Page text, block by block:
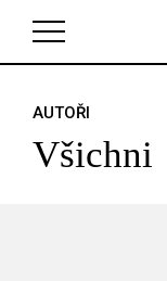
AUTOŘI
Všichni